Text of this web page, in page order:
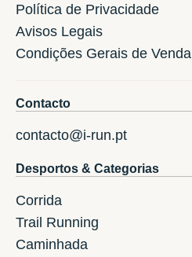
Política de Privacidade
Avisos Legais
Condições Gerais de Venda
Contacto
contacto@i-run.pt
Desportos & Categorias
Corrida
Trail Running
Caminhada